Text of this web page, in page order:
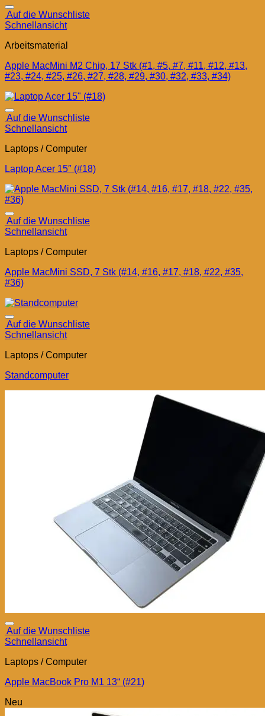
Auf die Wunschliste
Schnellansicht
Arbeitsmaterial
Apple MacMini M2 Chip, 17 Stk (#1, #5, #7, #11, #12, #13,
#23, #24, #25, #26, #27, #28, #29, #30, #32, #33, #34)
Auf die Wunschliste
Schnellansicht
Laptops / Computer
Laptop Acer 15″ (#18)
Auf die Wunschliste
Schnellansicht
Laptops / Computer
Apple MacMini SSD, 7 Stk (#14, #16, #17, #18, #22, #35,
#36)
Auf die Wunschliste
Schnellansicht
Laptops / Computer
Standcomputer
Auf die Wunschliste
Schnellansicht
Laptops / Computer
Apple MacBook Pro M1 13“ (#21)
Neu